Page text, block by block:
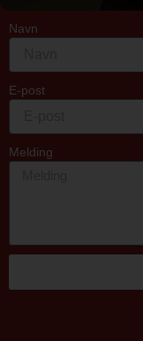
Navn
E-post
Melding